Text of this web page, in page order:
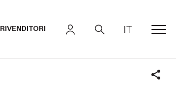
RIVENDITORI IT
Share